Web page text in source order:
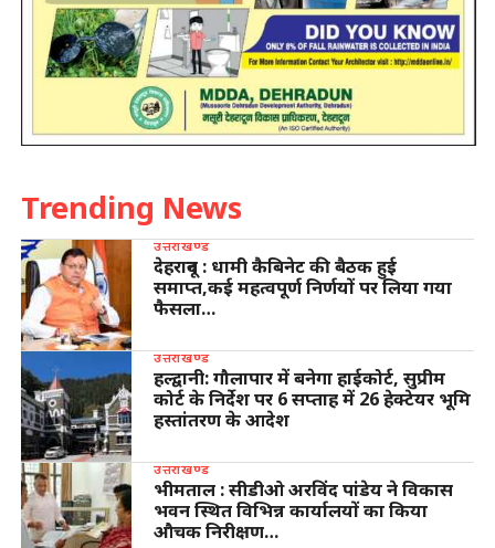
Trending News
उत्तराखण्ड
देहरादून : धामी कैबिनेट की बैठक हुई
समाप्त,कई महत्वपूर्ण निर्णयों पर लिया गया
फैसला…
उत्तराखण्ड
हल्द्वानी: गौलापार में बनेगा हाईकोर्ट, सुप्रीम
कोर्ट के निर्देश पर 6 सप्ताह में 26 हेक्टेयर भूमि
हस्तांतरण के आदेश
उत्तराखण्ड
भीमताल : सीडीओ अरविंद पांडेय ने विकास
भवन स्थित विभिन्न कार्यालयों का किया
औचक निरीक्षण…